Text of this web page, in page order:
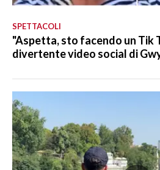
SPETTACOLI
"Aspetta, sto facendo un Tik
divertente video social di